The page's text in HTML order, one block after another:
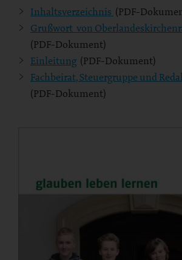
Inhaltsverzeichnis (PDF-
Grußwort von
(PDF-Dokument)
Einleitung (PDF-Dokument)
Fachbeirat, Steuergruppe und
(PDF-Dokument)